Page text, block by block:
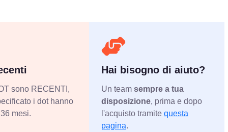
sono RECENTI,
i dot hanno
mesi.
Hai bisogno di aiuto?
Un team sempre a tua
disposizione, prima e dopo
l'acquisto tramite questa
pagina.